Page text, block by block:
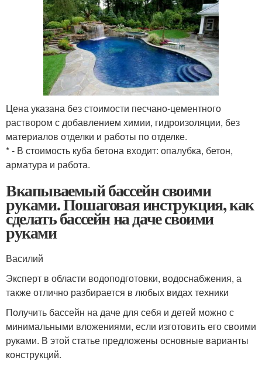
Цена указана без стоимости песчано-цементного
раствором с добавлением химии, гидроизоляции, без
материалов отделки и работы по отделке.
* - В стоимость куба бетона входит: опалубка, бетон,
арматура и работа.
Вкапываемый бассейн своими
руками. Пошаговая инструкция, как
сделать бассейн на даче своими
руками
Василий
Эксперт в области водоподготовки, водоснабжения, а
также отлично разбирается в любых видах техники
Получить бассейн на даче для себя и детей можно с
минимальными вложениями, если изготовить его своими
руками. В этой статье предложены основные варианты
конструкций.